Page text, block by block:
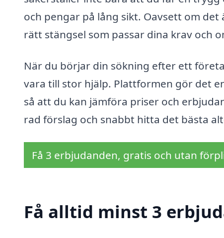
och pengar på lång sikt. Oavsett om
rätt stängsel som passar dina krav och
När du börjar din sökning efter ett
vara till stor hjälp. Plattformen gör det
så att du kan jämföra priser och
rad förslag och snabbt hitta det bästa
Få 3 erbjudanden, gratis och utan
Få alltid minst 3